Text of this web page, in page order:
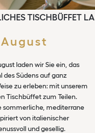
TISCHBÜFFET LA
laden wir Sie ein, das
des Südens auf ganz
zu erleben: mit unserem
Tischbüffet zum Teilen.
sommerliche, mediterrane
von italienischer
und gesellig.